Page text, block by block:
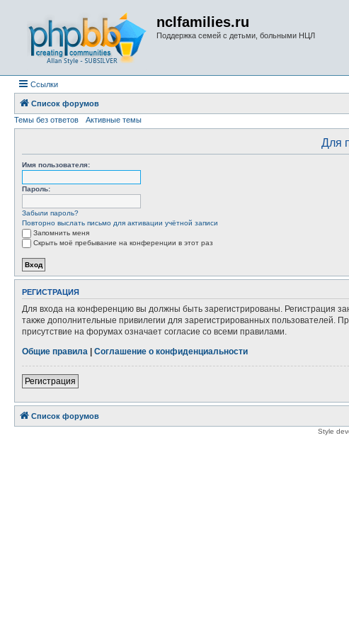
nclfamilies.ru
Поддержка семей с детьми, больными НЦЛ
Ссылки
Список форумов
Темы без ответов
Активные темы
Для
Имя пользователя:
Пароль:
Забыли пароль?
Повторно выслать письмо для активации учётной записи
Запомнить меня
Скрыть моё пребывание на конференции в этот раз
РЕГИСТРАЦИЯ
Для входа на конференцию вы должны быть зарегистрированы. Регистрация
также дополнительные привилегии для зарегистрированных пользователей.
присутствие на форумах означает согласие со всеми правилами.
Общие правила | Соглашение о конфиденциальности
Регистрация
Список форумов
Style